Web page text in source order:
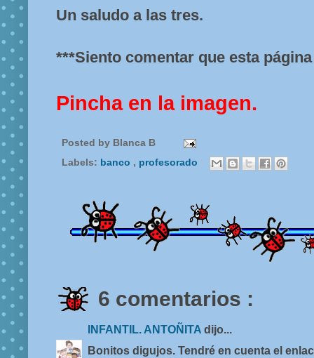
Un saludo a las tres.
***Siento comentar que esta
Pincha en la imagen.
Posted by Blanca B
Labels: banco , profesorado
6 comentarios :
INFANTIL. ANTOÑITA dijo...
Bonitos digujos. Tendré en cuenta el